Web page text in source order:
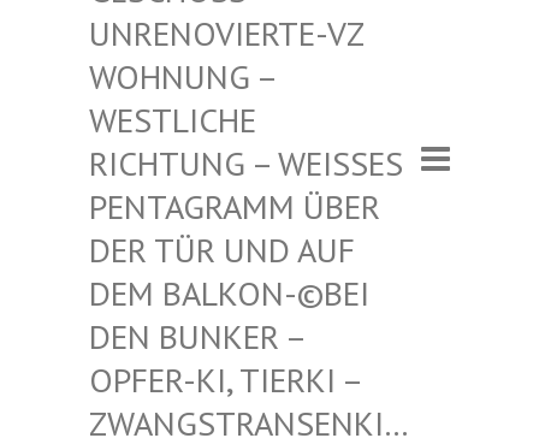
VIERTE-VZ WOHNUN
G – WESTLI
CHE RICHTU
NG – WEISSES PENTAGR
AMM ÜBER DER TÜR
UND AUF DEM BAL
KON-©BEI DEN BUN
KER – OPFER-K
I, TIERKI – ZWANGST
RANSENKI… – ZWANG